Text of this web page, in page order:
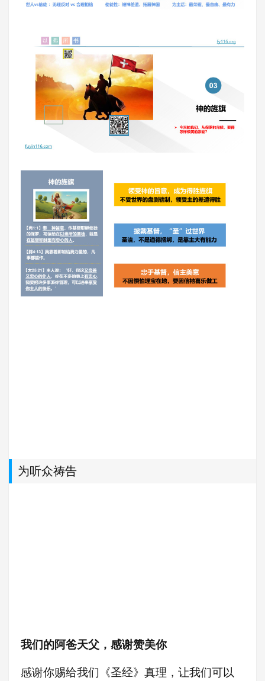
为听众祷告
我们的阿爸天父，感谢赞美你
感谢你赐给我们《圣经》真理，让我们可以